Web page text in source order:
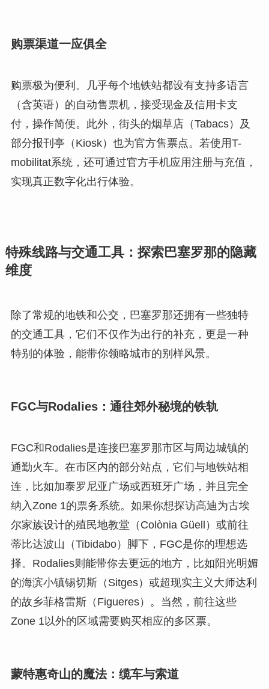
购票渠道一应俱全
购票极为便利。几乎每个地铁站都设有支持多语言
（含英语）的自动售票机，接受现金及信用卡支
付，操作简便。此外，街头的烟草店（Tabacs）及
部分报刊亭（Kiosk）也为官方售票点。若使用T-
mobilitat系统，还可通过官方手机应用注册与充值，
实现真正数字化出行体验。
特殊线路与交通工具：探索巴塞罗那的隐藏
维度
除了常规的地铁和公交，巴塞罗那还拥有一些独特
的交通工具，它们不仅作为出行的补充，更是一种
特别的体验，能带你领略城市的别样风景。
FGC与Rodalies：通往郊外秘境的铁轨
FGC和Rodalies是连接巴塞罗那市区与周边城镇的
通勤火车。在市区内的部分站点，它们与地铁站相
连，比如加泰罗尼亚广场或西班牙广场，并且完全
纳入Zone 1的票务系统。如果你想探访高迪为古埃
尔家族设计的殖民地教堂（Colònia Güell）或前往
蒂比达波山（Tibidabo）脚下，FGC是你的理想选
择。Rodalies则能带你去更远的地方，比如阳光明媚
的海滨小镇锡切斯（Sitges）或超现实主义大师达利
的故乡菲格雷斯（Figueres）。当然，前往这些
Zone 1以外的区域需要购买相应的多区票。
蒙特惠奇山的魔法：缆车与索道